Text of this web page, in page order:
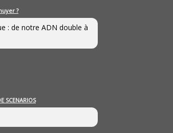
?
: de notre ADN double à
SCENARIOS